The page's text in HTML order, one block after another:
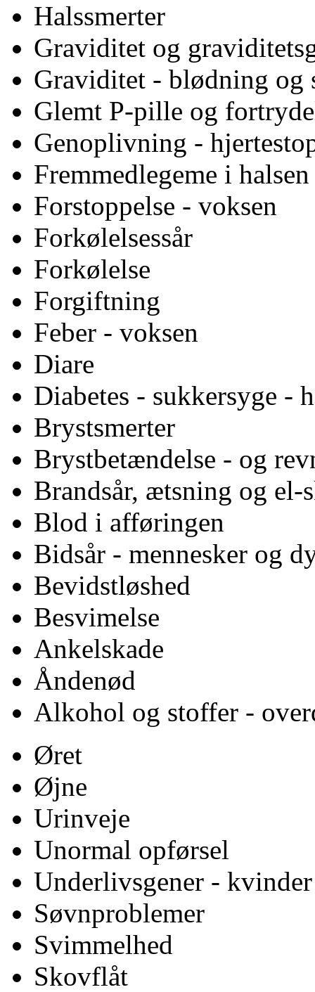
Halssmerter
Graviditet og
Graviditet - blødning og
Glemt P-pille og
Genoplivning -
Fremmedlegeme i halsen
Forstoppelse - voksen
Forkølelsessår
Forkølelse
Forgiftning
Feber - voksen
Diare
Diabetes - sukkersyge -
Brystsmerter
Brystbetændelse - og
Brandsår, ætsning og el-
Blod i afføringen
Bidsår - mennesker og
Bevidstløshed
Besvimelse
Ankelskade
Åndenød
Alkohol og stoffer -
Øret
Øjne
Urinveje
Unormal opførsel
Underlivsgener - kvinder
Søvnproblemer
Svimmelhed
Skovflåt